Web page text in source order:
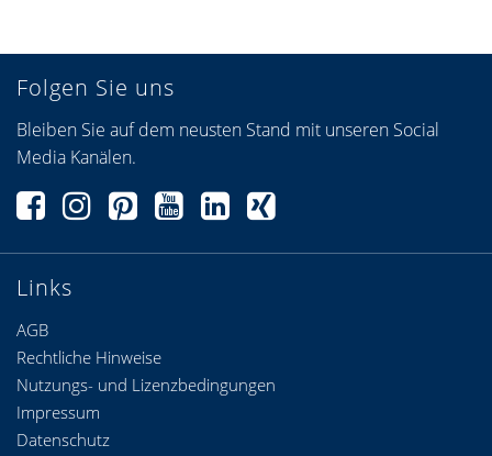
Links
AGB
Rechtliche Hinweise
Nutzungs- und Lizenzbedingungen
Folgen Sie uns
Bleiben Sie auf dem neusten Stand mit unseren Social
Media Kanälen.
Impressum
Datenschutz